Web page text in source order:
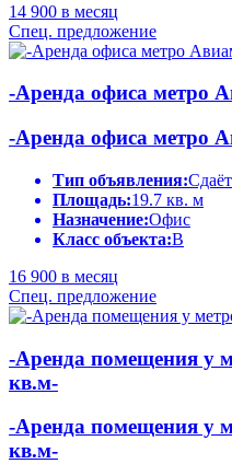
14 900 в месяц
Спец. предложение
-Аренда офиса метро
-Аренда офиса метро
Тип объявления:
Площадь:19.7 кв. м
Назначение:Офис
Класс объекта:B
16 900 в месяц
Спец. предложение
-Аренда помещения у
кв.м-
-Аренда помещения у
кв.м-